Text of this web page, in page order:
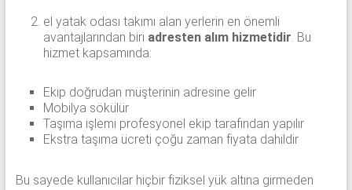
el yatak odası takımı alan yerlerin en önemli
avantajlarından biri adresten alım hizmetidir . Bu
hizmet kapsamında:
Ekip doğrudan müşterinin adresine gelir
Mobilya sökülür
Taşıma işlemi profesyonel ekip tarafından yapılır
Ekstra taşıma ücreti çoğu zaman fiyata dahildir
Bu sayede kullanıcılar hiçbir fiziksel yük altına girmeden